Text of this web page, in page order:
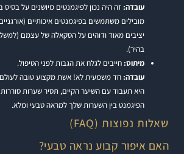
עובדה: זה היה נכון לפיגמנטים מיושנים על בסיס
מובילים משתמשים בפיגמנטים איכותיים
יציבים מאוד ודוהים על הסקאלה של עצמם
בהיר).
מיתוס: חייבים לגלח את הגבות לפני הטיפול.
עובדה: חד משמעית לא! אשת מקצוע טובה
היא תעבוד עם השיער הקיים, תסיר שערות
הפיגמנט בין השערות שלך למראה טבעי ומלא.
שאלות נפוצות (FAQ)
האם איפור קבוע נראה טבעי?